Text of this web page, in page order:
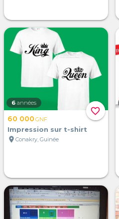
favorite_border
6 années
60 000GNF
Impression sur t-shirt
location_on Conakry, Guinée